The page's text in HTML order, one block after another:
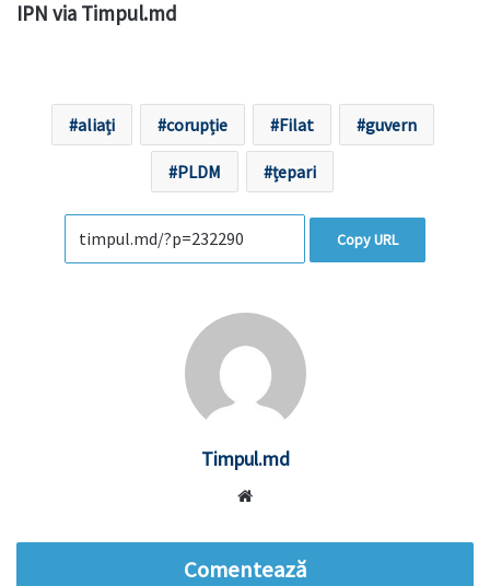
IPN via Timpul.md
aliați corupție Filat guvern
PLDM țepari
Copy URL
Timpul.md
Comentează